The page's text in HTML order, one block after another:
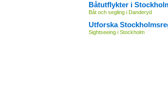
Båtutflykter i
Båt och segling i Danderyd
Utforska
Sightseeing i Stockholm